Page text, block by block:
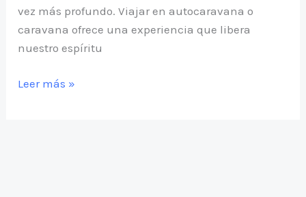
vez más profundo. Viajar en autocaravana o
caravana ofrece una experiencia que libera
nuestro espíritu
nuestro
Leer más »